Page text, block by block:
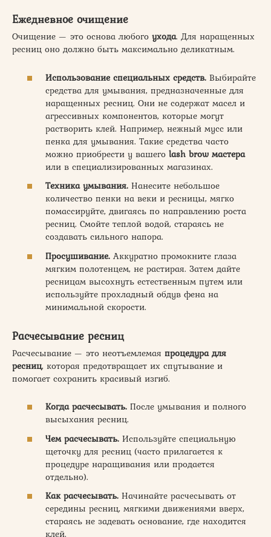
Ежедневное очищение
Очищение — это основа любого ухода. Для наращенных
ресниц оно должно быть максимально деликатным.
Использование специальных средств. Выбирайте
средства для умывания, предназначенные для
наращенных ресниц. Они не содержат масел и
агрессивных компонентов, которые могут
растворить клей. Например, нежный мусс или
пенка для умывания. Такие средства часто
можно приобрести у вашего lash brow мастера
или в специализированных магазинах.
Техника умывания. Нанесите небольшое
количество пенки на веки и ресницы, мягко
помассируйте, двигаясь по направлению роста
ресниц. Смойте теплой водой, стараясь не
создавать сильного напора.
Просушивание. Аккуратно промокните глаза
мягким полотенцем, не растирая. Затем дайте
ресницам высохнуть естественным путем или
используйте прохладный обдув фена на
минимальной скорости.
Расчесывание ресниц
Расчесывание — это неотъемлемая процедура для
ресниц, которая предотвращает их спутывание и
помогает сохранить красивый изгиб.
Когда расчесывать. После умывания и полного
высыхания ресниц.
Чем расчесывать. Используйте специальную
щеточку для ресниц (часто прилагается к
процедуре наращивания или продается
отдельно).
Как расчесывать. Начинайте расчесывать от
середины ресниц, мягкими движениями вверх,
стараясь не задевать основание, где находится
клей.